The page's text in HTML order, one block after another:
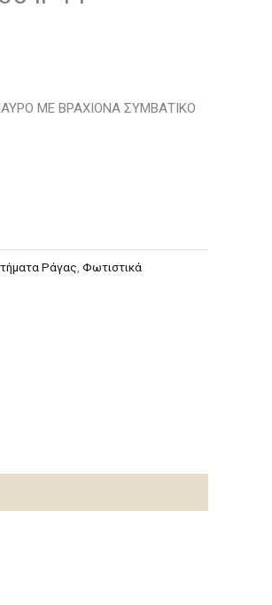
ΜΕ ΒΡΑΧΙΟΝΑ ΣΥΜΒΑΤΙΚΟ
Ράγας Φωτιστικά